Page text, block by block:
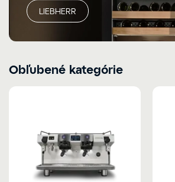
LIEBHERR
Obľubené kategórie